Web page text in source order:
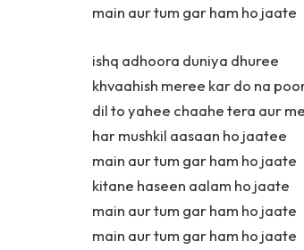
main aur tum gar ham ho jaate
ishq adhoora duniya dhuree
khvaahish meree kar do na
dil to yahee chaahe tera aur
har mushkil aasaan ho jaatee
main aur tum gar ham ho jaate
kitane haseen aalam ho jaate
main aur tum gar ham ho jaate
main aur tum gar ham ho jaate